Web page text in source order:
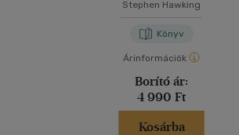
Stephen Hawking
Könyv
Árinformációk
Borító ár:
4 990 Ft
Kosárba